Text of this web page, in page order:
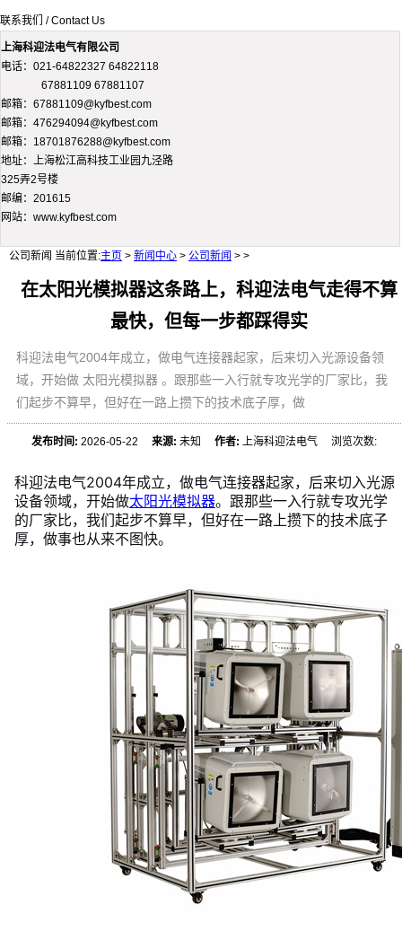
联系我们 / Contact Us
上海科迎法电气有限公司
电话：021-64822327 64822118
67881109 67881107
邮箱：67881109@kyfbest.com
邮箱：476294094@kyfbest.com
邮箱：18701876288@kyfbest.com
地址：上海松江高科技工业园九泾路
325弄2号楼
邮编：201615
网站：www.kyfbest.com
公司新闻 当前位置:主页 > 新闻中心 > 公司新闻 > >
在太阳光模拟器这条路上，科迎法电气走得不算
最快，但每一步都踩得实
科迎法电气2004年成立，做电气连接器起家，后来切入光源设备领
域，开始做 太阳光模拟器 。跟那些一入行就专攻光学的厂家比，我
们起步不算早，但好在一路上攒下的技术底子厚，做
发布时间: 2026-05-22来源: 未知作者: 上海科迎法电气 浏览次数:
科迎法电气2004年成立，做电气连接器起家，后来切入光源
设备领域，开始做太阳光模拟器。跟那些一入行就专攻光学
的厂家比，我们起步不算早，但好在一路上攒下的技术底子
厚，做事也从来不图快。